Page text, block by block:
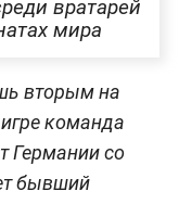
вратарей
мира
вторым на
команда
Германии со
бывший